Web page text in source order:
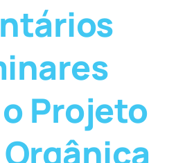
Projeto